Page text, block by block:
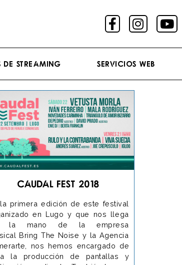
de streaming Servicios Web
Caudal Fest 2018
la primera edición de este festival
en Lugo y que nos llega
la mano de la empresa
Bring The Noise y la Agencia
nos hemos encargado de
la producción de pantallas y